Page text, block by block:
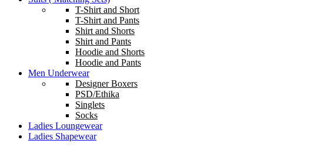
T-Shirt and Short
T-Shirt and Pants
Shirt and Shorts
Shirt and Pants
Hoodie and Shorts
Hoodie and Pants
Men Underwear
Designer Boxers
PSD/Ethika
Singlets
Socks
Ladies Loungewear
Ladies Shapewear